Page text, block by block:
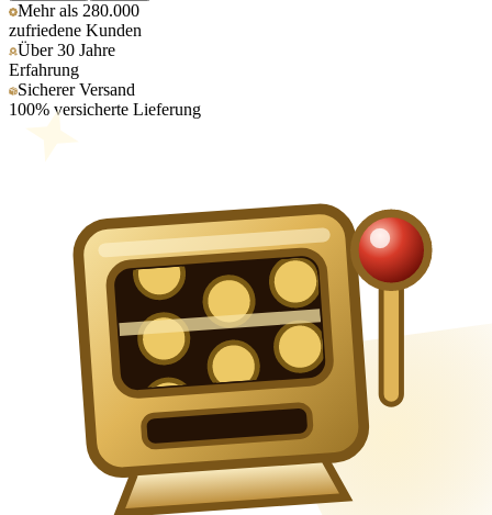
Mehr als 280.000
zufriedene Kunden
Über 30 Jahre
Erfahrung
Sicherer Versand
100% versicherte Lieferung